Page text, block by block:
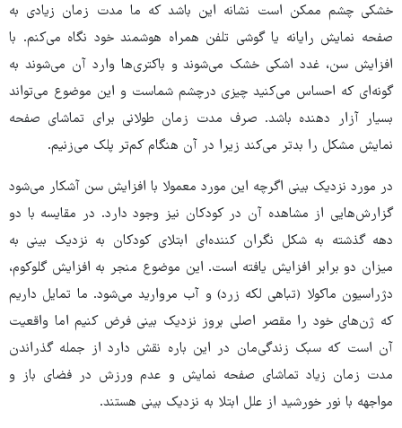
خشکی چشم ممکن است نشانه این باشد که ما مدت زمان زیادی به
صفحه نمایش رایانه یا گوشی تلفن همراه هوشمند خود نگاه می‌کنم. با
افزایش سن، غدد اشکی خشک می‌شوند و باکتری‌ها وارد آن می‌شوند به
گونه‌ای که احساس می‌کنید چیزی درچشم شماست و این موضوع می‌تواند
بسیار آزار دهنده باشد. صرف مدت زمان طولانی برای تماشای صفحه
نمایش مشکل را بدتر می‌کند زیرا در آن هنگام کم‌تر پلک می‌زنیم.
در مورد نزدیک بینی اگرچه این مورد معمولا با افزایش سن آشکار می‌شود
گزارش‌هایی از مشاهده آن در کودکان نیز وجود دارد. در مقایسه با دو
دهه گذشته به شکل نگران کننده‌ای ابتلای کودکان به نزدیک بینی به
میزان دو برابر افزایش یافته است. این موضوع منجر به افزایش گلوکوم،
دژراسیون ماکولا (تباهی لکه زرد) و آب مروارید می‌شود. ما تمایل داریم
که ژن‌های خود را مقصر اصلی بروز نزدیک بینی فرض کنیم اما واقعیت
آن است که سبک زندگی‌مان در این باره نقش دارد از جمله گذراندن
مدت زمان زیاد تماشای صفحه نمایش و عدم ورزش در فضای باز و
مواجهه با نور خورشید از علل ابتلا به نزدیک بینی هستند.